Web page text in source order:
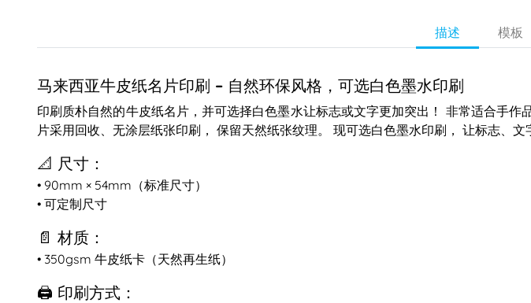
描述 模板
马来西亚牛皮纸名片印刷 – 自然环保风格，可选白色墨水印刷
印刷质朴自然的牛皮纸名片，并可选择白色墨水让标志或文字更加突出！ 非常适合手
片采用回收、无涂层纸张印刷， 保留天然纸张纹理。 现可选白色墨水印刷 ， 让标志、
📐 尺寸：
• 90mm × 54mm（标准尺寸）
• 可定制尺寸
📄 材质：
• 350gsm 牛皮纸卡（天然再生纸）
🖨️ 印刷方式：